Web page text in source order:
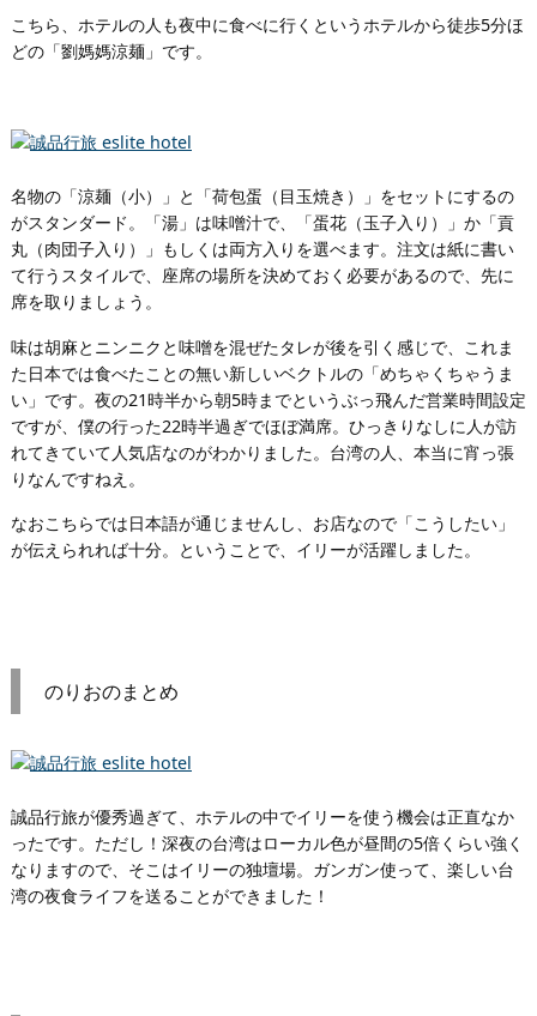
こちら、ホテルの人も夜中に食べに行くというホテルから徒歩5分ほ
どの「劉媽媽涼麺」です。
名物の「涼麺（小）」と「荷包蛋（目玉焼き）」をセットにするの
がスタンダード。「湯」は味噌汁で、「蛋花（玉子入り）」か「貢
丸（肉団子入り）」もしくは両方入りを選べます。注文は紙に書い
て行うスタイルで、座席の場所を決めておく必要があるので、先に
席を取りましょう。
味は胡麻とニンニクと味噌を混ぜたタレが後を引く感じで、これま
た日本では食べたことの無い新しいベクトルの「めちゃくちゃうま
い」です。夜の21時半から朝5時までというぶっ飛んだ営業時間設定
ですが、僕の行った22時半過ぎでほぼ満席。ひっきりなしに人が訪
れてきていて人気店なのがわかりました。台湾の人、本当に宵っ張
りなんですねえ。
なおこちらでは日本語が通じませんし、お店なので「こうしたい」
が伝えられれば十分。ということで、イリーが活躍しました。
のりおのまとめ
誠品行旅が優秀過ぎて、ホテルの中でイリーを使う機会は正直なか
ったです。ただし！深夜の台湾はローカル色が昼間の5倍くらい強く
なりますので、そこはイリーの独壇場。ガンガン使って、楽しい台
湾の夜食ライフを送ることができました！